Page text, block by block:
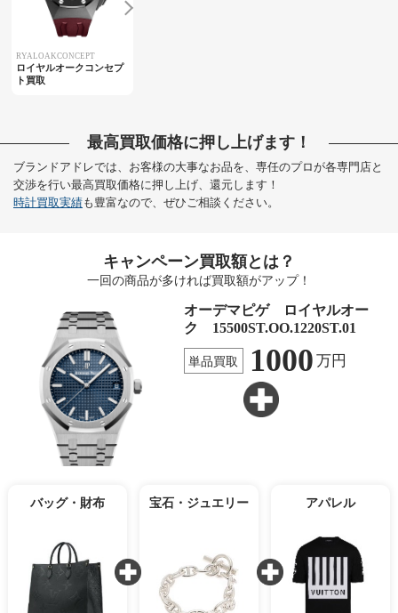
RYALOAKCONCEPT
ロイヤルオークコンセプ
ト買取
最高買取価格に押し上げます！
ブランドアドレでは、お客様の大事なお品を、専任のプロが各専門店と
交渉を行い最高買取価格に押し上げ、還元します！
時計買取実績も豊富なので、ぜひご相談ください。
キャンペーン買取額とは？
一回の商品が多ければ買取額がアップ！
オーデマピゲ ロイヤルオー
ク 15500ST.OO.1220ST.01
単品買取 1000 万円
バッグ・財布 宝石・ジュエリー アパレル